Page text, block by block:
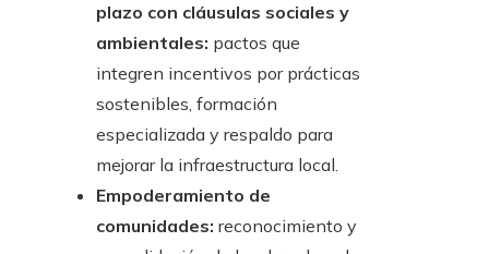
plazo con cláusulas sociales y
ambientales: pactos que
integren incentivos por prácticas
sostenibles, formación
especializada y respaldo para
mejorar la infraestructura local.
Empoderamiento de
comunidades: reconocimiento y